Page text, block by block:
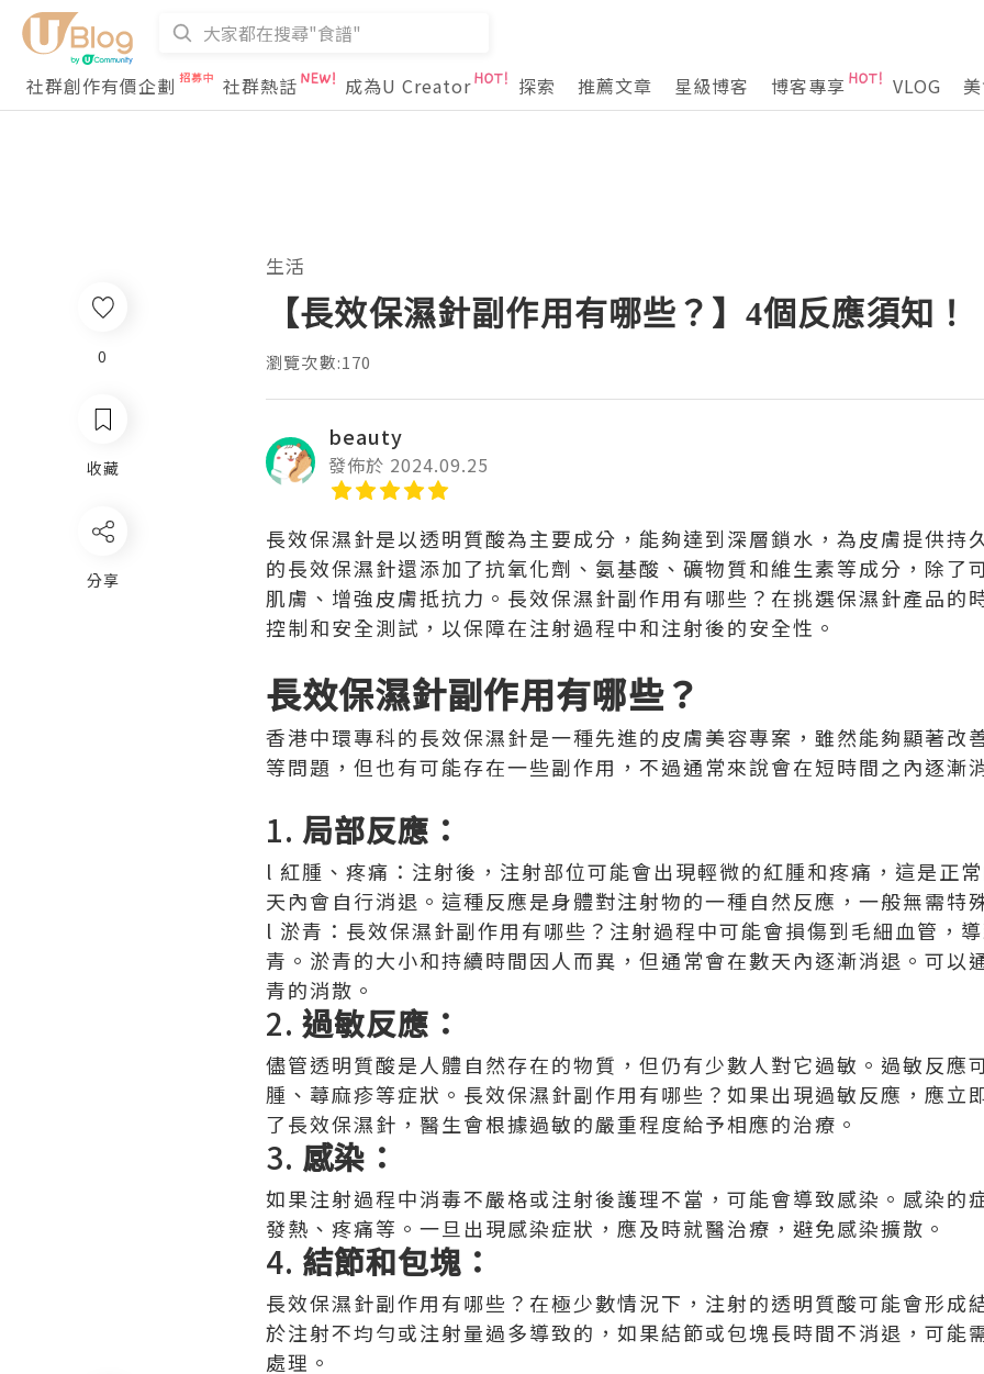
社群創作有價企劃
社群熱話 成為U Creator 探索 推薦文章 星級博客 博客專享 VLOG
生活
【長效保濕針副作用有哪些？】4個反應須知！
瀏覽次數:170
beauty
發佈於 2024.09.25
長效保濕針是以透明質酸為主要成分，能夠達到深層鎖水，為皮膚提供持
的長效保濕針還添加了抗氧化劑、氨基酸、礦物質和維生素等成分，除了
肌膚、增強皮膚抵抗力。長效保濕針副作用有哪些？在挑選保濕針產品的
控制和安全測試，以保障在注射過程中和注射後的安全性。
長效保濕針副作用有哪些？
香港中環專科的長效保濕針是一種先進的皮膚美容專案，雖然能夠顯著改
等問題，但也有可能存在一些副作用，不過通常來說會在短時間之內逐漸
1. 局部反應：
l 紅腫、疼痛：注射後，注射部位可能會出現輕微的紅腫和疼痛，這是正
天內會自行消退。這種反應是身體對注射物的一種自然反應，一般無需特
l 淤青：長效保濕針副作用有哪些？注射過程中可能會損傷到毛細血管，
青。淤青的大小和持續時間因人而異，但通常會在數天內逐漸消退。可以
青的消散。
2. 過敏反應：
儘管透明質酸是人體自然存在的物質，但仍有少數人對它過敏。過敏反應
腫、蕁麻疹等症狀。長效保濕針副作用有哪些？如果出現過敏反應，應立
了長效保濕針，醫生會根據過敏的嚴重程度給予相應的治療。
3. 感染：
如果注射過程中消毒不嚴格或注射後護理不當，可能會導致感染。感染的
發熱、疼痛等。一旦出現感染症狀，應及時就醫治療，避免感染擴散。
4. 結節和包塊：
長效保濕針副作用有哪些？在極少數情況下，注射的透明質酸可能會形成
於注射不均勻或注射量過多導致的，如果結節或包塊長時間不消退，可能
處理。
0
收藏
分享